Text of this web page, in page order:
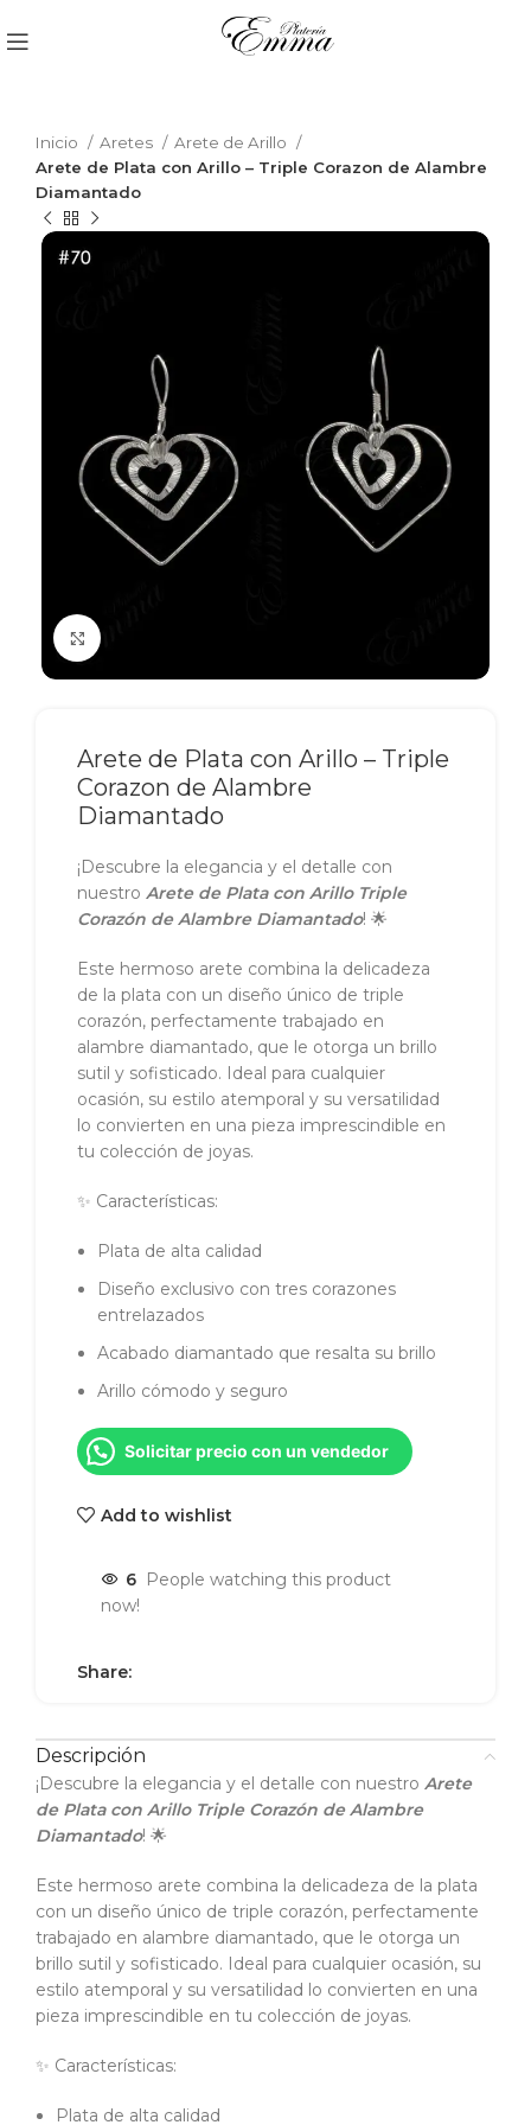
Inicio Aretes
Arete de Arillo
Arete de Plata con Arillo – Triple Corazon de Alambre
Diamantado
Arete de Plata con Arillo – Triple
Corazon de Alambre
Diamantado
¡Descubre la elegancia y el detalle con
nuestro Arete de Plata con Arillo Triple
Corazón de Alambre Diamantado! 🌟
Este hermoso arete combina la delicadeza
de la plata con un diseño único de triple
corazón, perfectamente trabajado en
alambre diamantado, que le otorga un brillo
sutil y sofisticado. Ideal para cualquier
ocasión, su estilo atemporal y su versatilidad
lo convierten en una pieza imprescindible en
tu colección de joyas.
✨ Características:
Plata de alta calidad
Diseño exclusivo con tres corazones
entrelazados
Acabado diamantado que resalta su brillo
Arillo cómodo y seguro
Solicitar precio con un vendedor
Add to wishlist
6
People watching this product
now!
Share:
Descripción
¡Descubre la elegancia y el detalle con nuestro Arete
de Plata con Arillo Triple Corazón de Alambre
Diamantado! 🌟
Este hermoso arete combina la delicadeza de la plata
con un diseño único de triple corazón, perfectamente
trabajado en alambre diamantado, que le otorga un
brillo sutil y sofisticado. Ideal para cualquier ocasión, su
estilo atemporal y su versatilidad lo convierten en una
pieza imprescindible en tu colección de joyas.
✨ Características:
Plata de alta calidad